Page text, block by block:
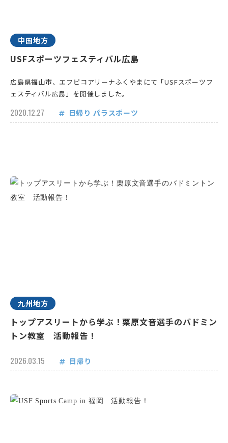
中国地方
USFスポーツフェスティバル広島
広島県福山市、エフピコアリーナふくやまにて「USFスポーツフ
ェスティバル広島」を開催しました。
2020.12.27 日帰り パラスポーツ
九州地方
トップアスリートから学ぶ！栗原文音選手のバドミン
トン教室 活動報告！
2026.03.15 日帰り